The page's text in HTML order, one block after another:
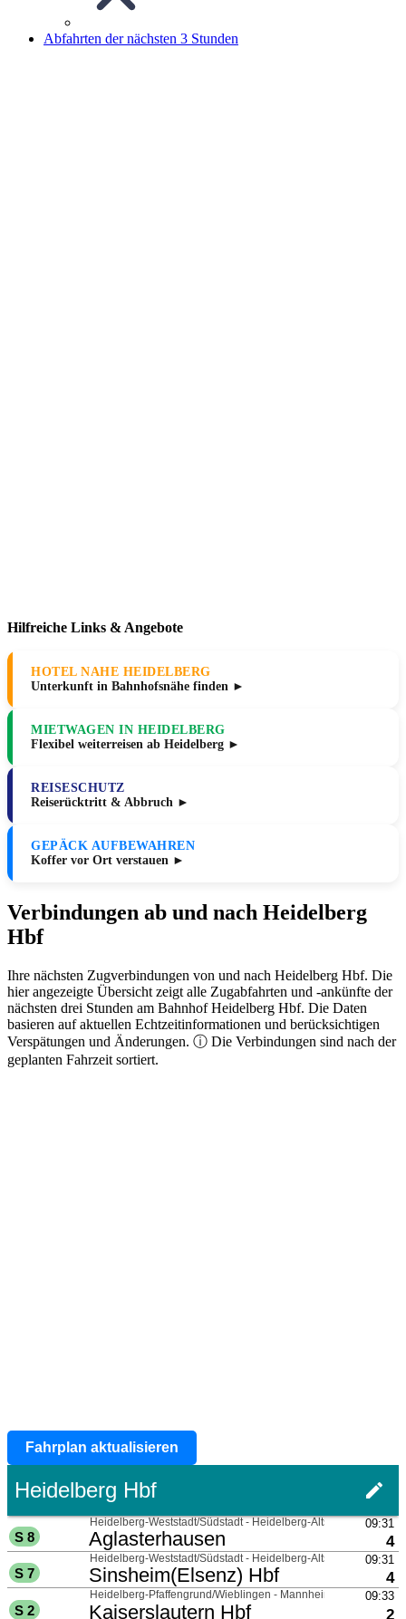
Abfahrten der nächsten 3 Stunden
Hilfreiche Links & Angebote
HOTEL NAHE HEIDELBERG
Unterkunft in Bahnhofsnähe finden ►
MIETWAGEN IN HEIDELBERG
Flexibel weiterreisen ab Heidelberg ►
REISESCHUTZ
Reiserücktritt & Abbruch ►
GEPÄCK AUFBEWAHREN
Koffer vor Ort verstauen ►
Verbindungen ab und nach Heidelberg
Hbf
Ihre nächsten Zugverbindungen von und nach Heidelberg Hbf. Die
hier angezeigte Übersicht zeigt alle Zugabfahrten und -ankünfte der
nächsten drei Stunden am Bahnhof Heidelberg Hbf. Die Daten
basieren auf aktuellen Echtzeitinformationen und berücksichtigen
Verspätungen und Änderungen. ⓘ Die Verbindungen sind nach der
geplanten Fahrzeit sortiert.
Fahrplan aktualisieren